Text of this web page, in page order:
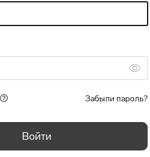
Забыли пароль?
Войти